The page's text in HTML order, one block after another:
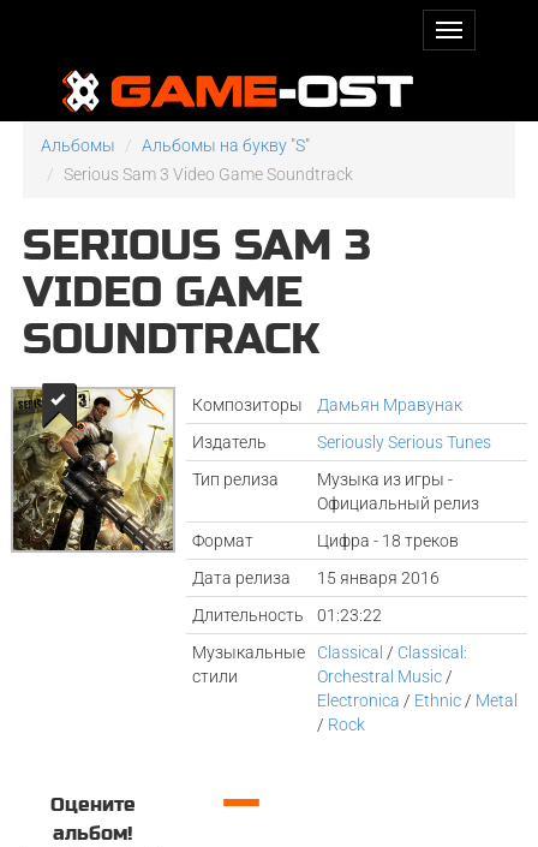
Альбомы
Альбомы на букву "S"
Serious Sam 3 Video Game Soundtrack
SERIOUS SAM 3
VIDEO GAME
SOUNDTRACK
Композиторы
Дамьян Мравунак
Издатель
Seriously Serious Tunes
Тип релиза
Музыка из игры -
Официальный релиз
Формат
Цифра - 18 треков
Дата релиза
15 января 2016
Длительность
01:23:22
Музыкальные
стили
Classical / Classical:
Orchestral Music /
Electronica / Ethnic / Metal
/ Rock
Оцените
альбом!
—